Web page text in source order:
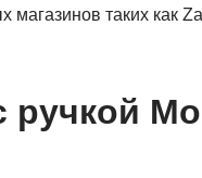
таких как